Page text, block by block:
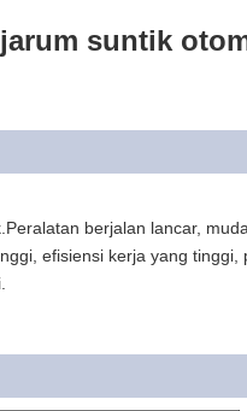
suntik
berjalan lancar,
efisiensi kerja yang tinggi,